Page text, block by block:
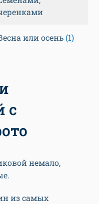
или осень (1)
с
немало,
из самых